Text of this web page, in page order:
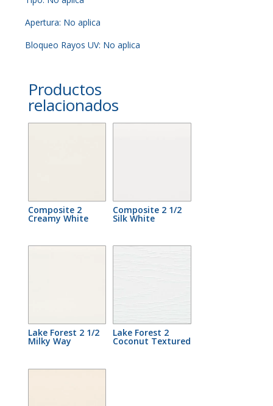
Apertura: No aplica
Bloqueo Rayos UV: No aplica
Productos
relacionados
Composite 2
Creamy White
Composite 2 1/2
Silk White
Lake Forest 2 1/2
Milky Way
Lake Forest 2
Coconut Textured